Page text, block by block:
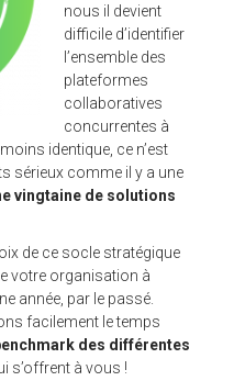
de test
SOURCE
nous il devient
difficile d’identifier
l’ensemble des
plateformes
collaboratives
concurrentes à
identique, ce n’est
sérieux comme il y a une
vingtaine de solutions
de ce socle stratégique
votre organisation à
année, par le passé.
facilement le temps
des différentes
s’offrent à vous !